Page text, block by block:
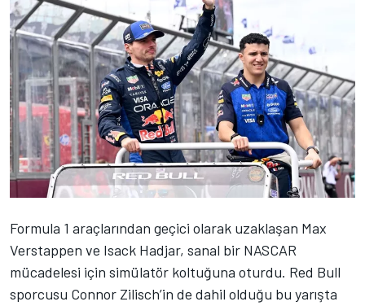
Formula 1 araçlarından geçici olarak uzaklaşan Max
Verstappen ve Isack Hadjar, sanal bir NASCAR
mücadelesi için simülatör koltuğuna oturdu. Red Bull
sporcusu Connor Zilisch’in de dahil olduğu bu yarışta